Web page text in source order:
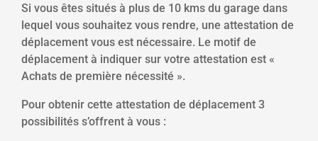
Si vous êtes situés à plus de 10 kms du garage dans
lequel vous souhaitez vous rendre, une attestation de
déplacement vous est nécessaire. Le motif de
déplacement à indiquer sur votre attestation est «
Achats de première nécessité ».
Pour obtenir cette attestation de déplacement 3
possibilités s’offrent à vous :